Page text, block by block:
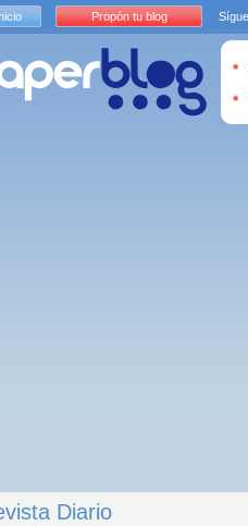
Diario
Propón tu blog